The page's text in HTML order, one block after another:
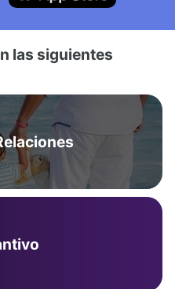
las siguientes